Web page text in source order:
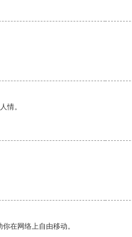
情。
在网络上自由移动。